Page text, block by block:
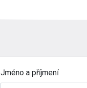
Jméno a příjmení